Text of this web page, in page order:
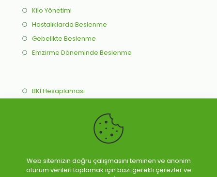
○ Kilo Yönetimi
○ Hastalıklarda Beslenme
○ Gebelikte Beslenme
○ Emzirme Döneminde Beslenme
○ BKİ Hesaplaması
Online Beslenme Programı
Yüz Yüze Beslenme Programı
Web sitemizin doğru çalışmasını teminen ve anonim
oturum verileri toplamak için bazı gerekli çerezler ve